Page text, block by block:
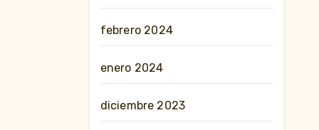
febrero 2024
enero 2024
diciembre 2023